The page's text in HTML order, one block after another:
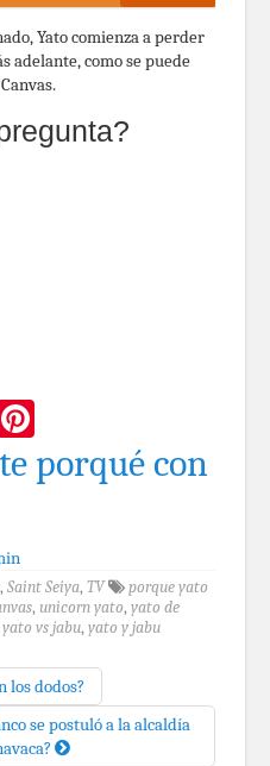
Yato comienza a perder
adelante, como se puede
porqué con
, Saint Seiya, TV
porque yato
, unicorn yato, yato de
yato vs jabu, yato y jabu
los dodos?
se postuló a la alcaldía